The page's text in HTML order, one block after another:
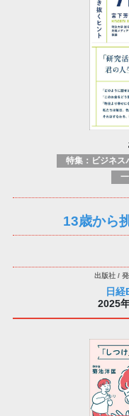
13歳から
日経
2025